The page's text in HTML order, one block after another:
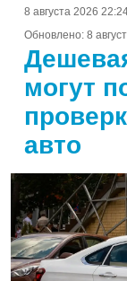
8 августа 2026
Обновлено: 8
могут
авто